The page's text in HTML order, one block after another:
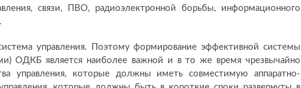
связи, ПВО, радиоэлектронной борьбы, информационного
управления. Поэтому формирование эффективной системы
ОДКБ является наиболее важной и в то же время чрезвычайно
управления, которые должны иметь совместимую аппаратно-